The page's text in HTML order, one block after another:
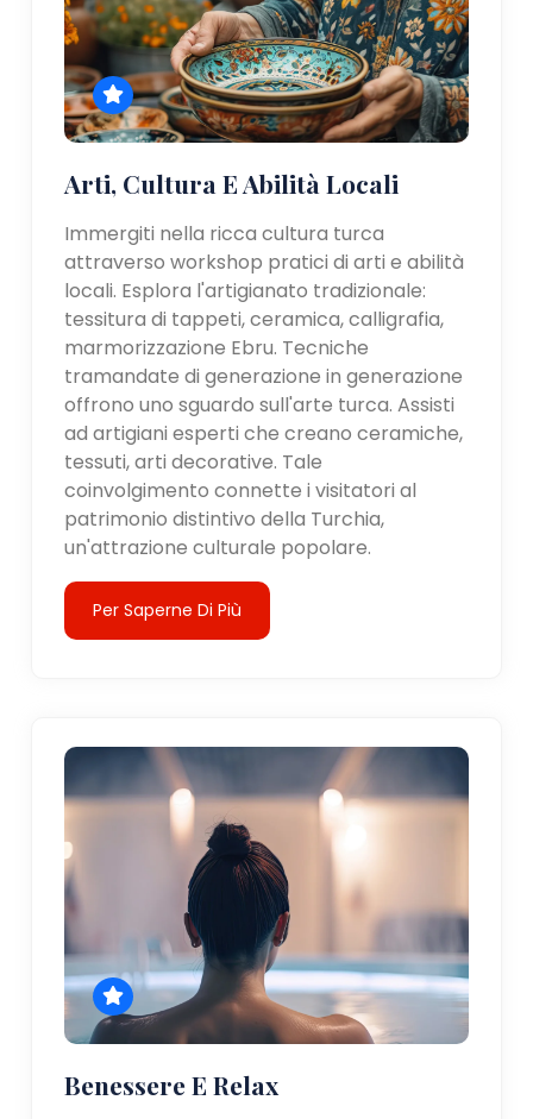
Arti, Cultura E Abilità Locali
Immergiti nella ricca cultura turca
attraverso workshop pratici di arti e abilità
locali. Esplora l'artigianato tradizionale:
tessitura di tappeti, ceramica, calligrafia,
marmorizzazione Ebru. Tecniche
tramandate di generazione in generazione
offrono uno sguardo sull'arte turca. Assisti
ad artigiani esperti che creano ceramiche,
tessuti, arti decorative. Tale
coinvolgimento connette i visitatori al
patrimonio distintivo della Turchia,
un'attrazione culturale popolare.
Per Saperne Di Più
Benessere E Relax